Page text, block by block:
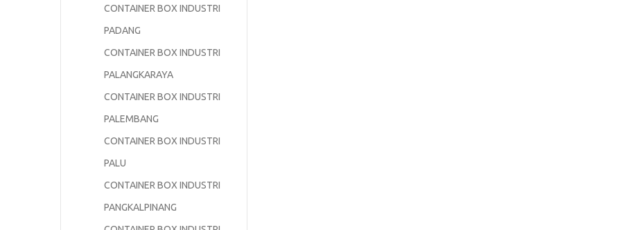
CONTAINER BOX INDUSTRI
PADANG
CONTAINER BOX INDUSTRI
PALANGKARAYA
CONTAINER BOX INDUSTRI
PALEMBANG
CONTAINER BOX INDUSTRI
PALU
CONTAINER BOX INDUSTRI
PANGKALPINANG